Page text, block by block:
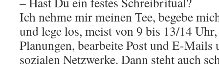
Ich nehme mir meinen Tee, begebe
und lege los, meist von 9 bis 13/14
Planungen, bearbeite Post und E-Mails
sozialen Netzwerke. Dann steht auch